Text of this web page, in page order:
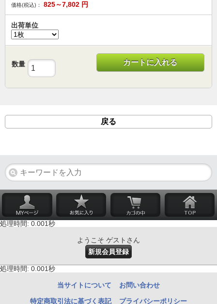
価格(税込)：
825～7,802 円
出荷単位
数量 カートに入れる
戻る
処理時間: 0.001秒
ようこそ ゲストさん
新規会員登録
処理時間: 0.001秒
当サイトについて お問い合わせ
特定商取引法に基づく表記 プライバシーポリシー